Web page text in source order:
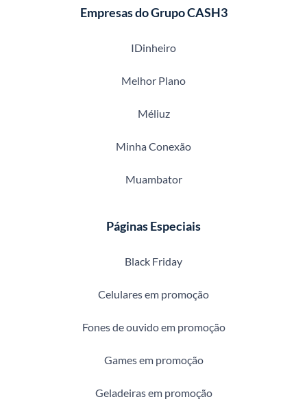
Empresas do Grupo CASH3
IDinheiro
Melhor Plano
Méliuz
Minha Conexão
Muambator
Páginas Especiais
Black Friday
Celulares em promoção
Fones de ouvido em promoção
Games em promoção
Geladeiras em promoção